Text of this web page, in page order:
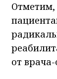
Отметим,
от